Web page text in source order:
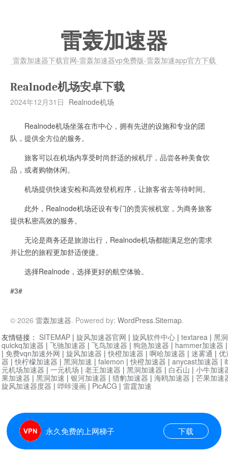
雷轰加速器
雷轰加速器下载官网-雷轰加速器vp免费版-雷轰加速app官方下载
Realnode机场安卓下载
2024年12月31日 Realnode机场
Realnode机场坐落在市中心，拥有先进的设施和专业的团
队，提供全方位的服务。
旅客可以在机场内享受时尚舒适的候机厅，品尝各种美食饮
品，或者购物休闲。
机场提供快速安检和高效登机程序，让旅客省去等待时间。
此外，Realnode机场还设有专门的贵宾候机室，为商务旅客
提供私密高效的服务。
无论是商务还是旅游出行，Realnode机场都能满足您的需求
并让您的旅程更加舒适便捷。
选择Realnode，选择更好的航空体验。
#3#
© 2026 雷轰加速器. Powered by: WordPress.Sitemap.
永久免费的上网梯子 下载
友情链接： SITEMAP | 旋风加速器官网 | 旋风软件中心 | textarea | 黑
quickq加速器 | 飞驰加速器 | 飞鸟加速器 | 狗急加速器 | hammer加速器
| 免费vqn加速外网 | 旋风加速器 |快橙加速器 | 啊哈加速器 | 迷雾通 | 优
器 |快柠檬加速器 | 黑洞加速 | falemon |快橙加速器 | anycast加速器 |
元机场加速器 | 一元机场 | 老王加速器 | 黑洞加速器 | 白石山 | 小牛加速
果加速器 | 黑洞加速 | 银河加速器 | 猎豹加速器 | 海鸥加速器 | 芒果加速
旋风加速器度器 | 哔咔漫画 | PicACG | 雷霆加速